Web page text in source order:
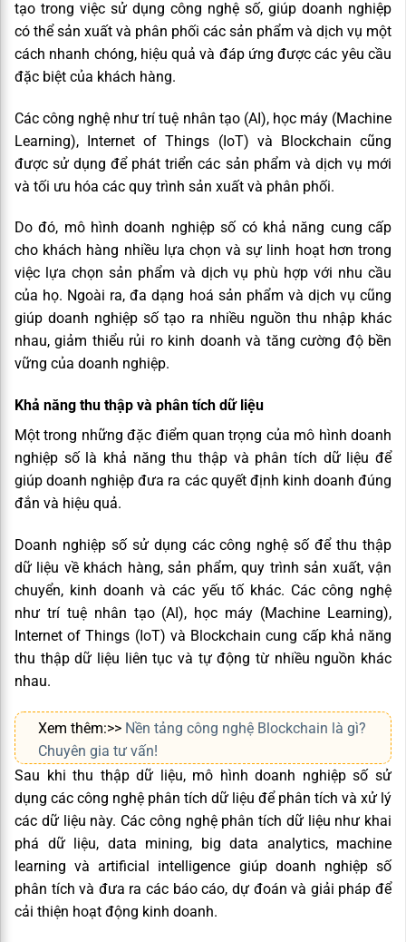
tạo trong việc sử dụng công nghệ số, giúp doanh nghiệp
có thể sản xuất và phân phối các sản phẩm và dịch vụ một
cách nhanh chóng, hiệu quả và đáp ứng được các yêu cầu
đặc biệt của khách hàng.
Các công nghệ như trí tuệ nhân tạo (AI), học máy (Machine
Learning), Internet of Things (IoT) và Blockchain cũng
được sử dụng để phát triển các sản phẩm và dịch vụ mới
và tối ưu hóa các quy trình sản xuất và phân phối.
Do đó, mô hình doanh nghiệp số có khả năng cung cấp
cho khách hàng nhiều lựa chọn và sự linh hoạt hơn trong
việc lựa chọn sản phẩm và dịch vụ phù hợp với nhu cầu
của họ. Ngoài ra, đa dạng hoá sản phẩm và dịch vụ cũng
giúp doanh nghiệp số tạo ra nhiều nguồn thu nhập khác
nhau, giảm thiểu rủi ro kinh doanh và tăng cường độ bền
vững của doanh nghiệp.
Khả năng thu thập và phân tích dữ liệu
Một trong những đặc điểm quan trọng của mô hình doanh
nghiệp số là khả năng thu thập và phân tích dữ liệu để
giúp doanh nghiệp đưa ra các quyết định kinh doanh đúng
đắn và hiệu quả.
Doanh nghiệp số sử dụng các công nghệ số để thu thập
dữ liệu về khách hàng, sản phẩm, quy trình sản xuất, vận
chuyển, kinh doanh và các yếu tố khác. Các công nghệ
như trí tuệ nhân tạo (AI), học máy (Machine Learning),
Internet of Things (IoT) và Blockchain cung cấp khả năng
thu thập dữ liệu liên tục và tự động từ nhiều nguồn khác
nhau.
Xem thêm:>> Nền tảng công nghệ Blockchain là gì?
Chuyên gia tư vấn!
Sau khi thu thập dữ liệu, mô hình doanh nghiệp số sử
dụng các công nghệ phân tích dữ liệu để phân tích và xử lý
các dữ liệu này. Các công nghệ phân tích dữ liệu như khai
phá dữ liệu, data mining, big data analytics, machine
learning và artificial intelligence giúp doanh nghiệp số
phân tích và đưa ra các báo cáo, dự đoán và giải pháp để
cải thiện hoạt động kinh doanh.